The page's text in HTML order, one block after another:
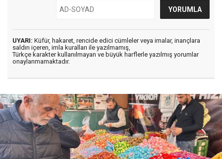
UYARI: Küfür, hakaret, rencide edici cümleler veya imalar, inançlara
saldırı içeren, imla kuralları ile yazılmamış,
Türkçe karakter kullanılmayan ve büyük harflerle yazılmış yorumlar
onaylanmamaktadır.